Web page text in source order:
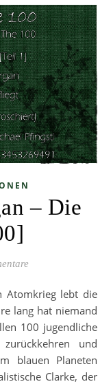
– Die
lang hat niemand
100 jugendliche
und
blauen Planeten
Clarke, der